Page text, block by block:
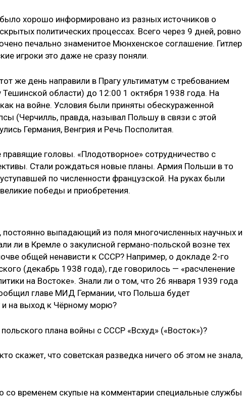
хорошо информировано из разных источников о
политических процессах. Всего через 9 дней, ровно
печально знаменитое Мюнхенское соглашение. Гитлер
игроки это даже не сразу поняли.
же день направили в Прагу ультиматум с требованием
Тешинской области) до 12:00 1 октября 1938 года. На
на войне. Условия были приняты обескураженной
(Черчилль, правда, называл Польшу в связи с этой
Германия, Венгрия и Речь Посполитая.
головы. «Плодотворное» сотрудничество с
Стали рождаться новые планы. Армия Польши в то
по численности французской. На руках были
победы и приобретения.
постоянно выпадающий из поля многочисленных научных и
ли в Кремле о закулисной германо-польской возне тех
общей ненависти к СССР? Например, о докладе 2-го
(декабрь 1938 года), где говорилось — «расчленение
на Востоке». Знали ли о том, что 26 января 1939 года
главе МИД Германии, что Польша будет
и на выход к Чёрному морю?
плана войны с СССР «Всхуд» («Восток»)?
скажет, что советская разведка ничего об этом не знала,
со временем скупые на комментарии специальные службы